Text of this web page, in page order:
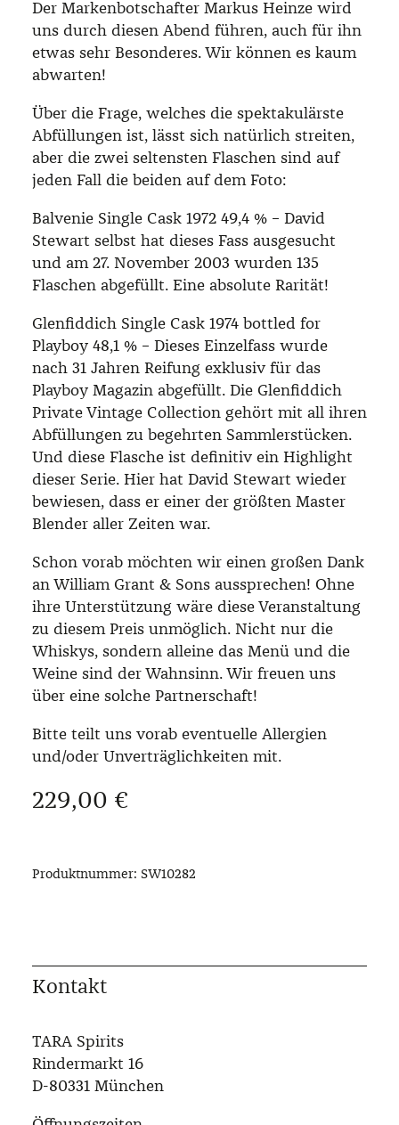
Der Markenbotschafter Markus Heinze wird
uns durch diesen Abend führen, auch für ihn
etwas sehr Besonderes. Wir können es kaum
abwarten!
Über die Frage, welches die spektakulärste
Abfüllungen ist, lässt sich natürlich streiten,
aber die zwei seltensten Flaschen sind auf
jeden Fall die beiden auf dem Foto:
Balvenie Single Cask 1972 49,4 % – David
Stewart selbst hat dieses Fass ausgesucht
und am 27. November 2003 wurden 135
Flaschen abgefüllt. Eine absolute Rarität!
Glenfiddich Single Cask 1974 bottled for
Playboy 48,1 % – Dieses Einzelfass wurde
nach 31 Jahren Reifung exklusiv für das
Playboy Magazin abgefüllt. Die Glenfiddich
Private Vintage Collection gehört mit all ihren
Abfüllungen zu begehrten Sammlerstücken.
Und diese Flasche ist definitiv ein Highlight
dieser Serie. Hier hat David Stewart wieder
bewiesen, dass er einer der größten Master
Blender aller Zeiten war.
Schon vorab möchten wir einen großen Dank
an William Grant & Sons aussprechen! Ohne
ihre Unterstützung wäre diese Veranstaltung
zu diesem Preis unmöglich. Nicht nur die
Whiskys, sondern alleine das Menü und die
Weine sind der Wahnsinn. Wir freuen uns
über eine solche Partnerschaft!
Bitte teilt uns vorab eventuelle Allergien
und/oder Unverträglichkeiten mit.
Regulärer Preis:
229,00 €
Produktnummer: SW10282
Kontakt
TARA Spirits
Rindermarkt 16
D-80331 München